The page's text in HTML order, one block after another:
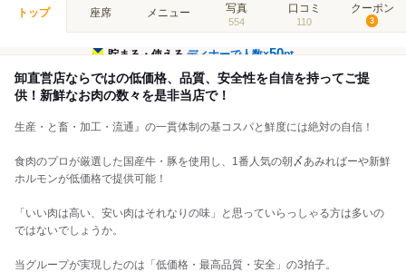
トップ 座席 メニュー 写真
554
口コミ
110
クーポン
3
貯まる・使えるディナーで人数×50pt
卸直営店ならではの低価格、品質、安全性を自信を持ってご提
供！新鮮なお肉の数々を是非当店で！
生産・と畜・加工・流通』の一貫体制の基コスパと鮮度には絶対の自信！
食肉のプロが厳選した国産牛・豚を使用し、1番人気の朝〆あみればーや新鮮
ホルモンが低価格で提供可能！
「いい肉は高い、安い肉はそれなりの味」と思っていらっしゃる方は多いの
ではないでしょうか。
当グループが実現したのは「低価格・最高品質・安全」の3拍子。